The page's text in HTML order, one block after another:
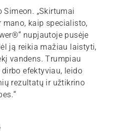
Simeon. „Skirtumai
kaip specialisto,
nupjautoje pusėje
ją reikia mažiau laistyti,
vandens. Trumpiau
efektyviau, leido
rezultatų ir užtikrino